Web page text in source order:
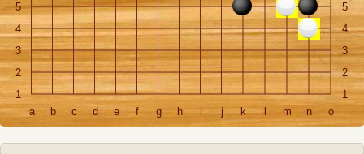
5
5
4
4
3
3
2
2
1
1
a
b c d e f g h i j k m n o